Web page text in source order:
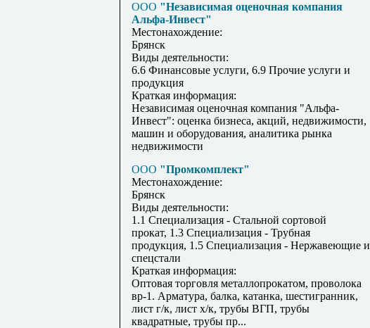
ООО "Независимая оценочная компания
Альфа-Инвест"
Местонахождение:
Брянск
Виды деятельности:
6.6 Финансовые услуги, 6.9 Прочие услуги и
продукция
Краткая информация:
Независимая оценочная компания "Альфа-
Инвест": оценка бизнеса, акций, недвижимости,
машин и оборудования, аналитика рынка
недвижимости
ООО "Промкомплект"
Местонахождение:
Брянск
Виды деятельности:
1.1 Специализация - Стальной сортовой
прокат, 1.3 Специализация - Трубная
продукция, 1.5 Специализация - Нержавеющие и
спецстали
Краткая информация:
Оптовая торговля металлопрокатом, проволока
вр-1. Арматура, балка, катанка, шестигранник,
лист г/к, лист х/к, трубы ВГП, трубы
квадратные, трубы пр...